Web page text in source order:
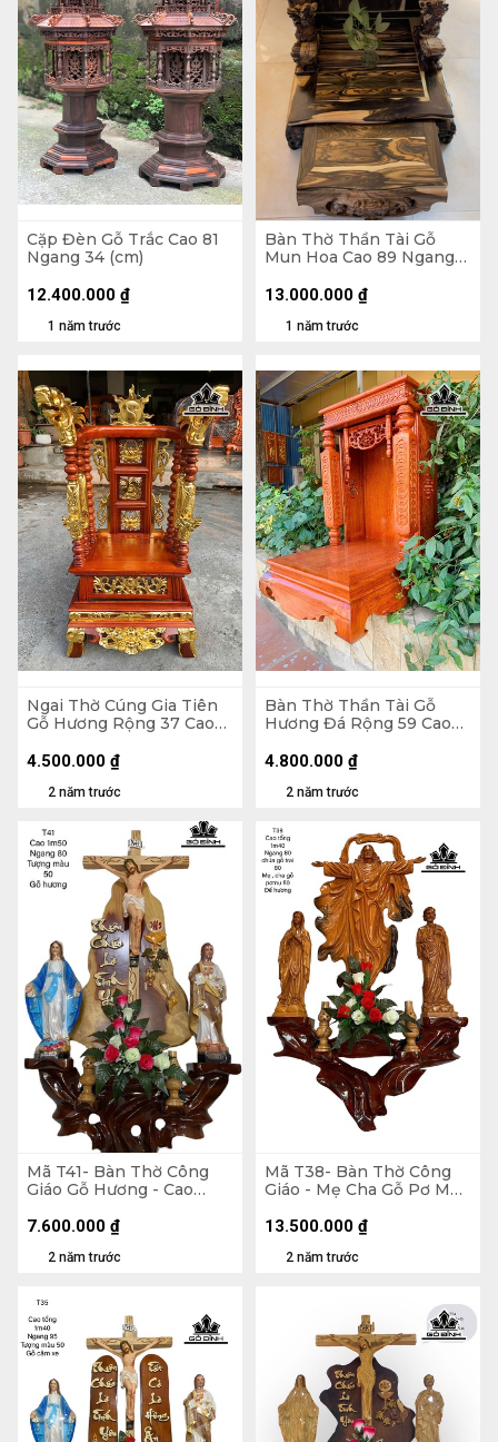
Cặp Đèn Gỗ Trắc Cao 81
Ngang 34 (cm)
1 năm trước
12.400.000 ₫
Bàn Thờ Thần Tài Gỗ
Mun Hoa Cao 89 Ngang
1 năm trước
13.000.000 ₫
Ngai Thờ Cúng Gia Tiên
Gỗ Hương Rộng 37 Cao
2 năm trước
4.500.000 ₫
Bàn Thờ Thần Tài Gỗ
Hương Đá Rộng 59 Cao
2 năm trước
4.800.000 ₫
Mã T41- Bàn Thờ Công
Giáo Gỗ Hương - Cao
Tượng Màu 50 (cm)
2 năm trước
7.600.000 ₫
Mã T38- Bàn Thờ Công
Giáo - Mẹ Cha Gỗ Pơ Mu
Tổng 140 Ngang 80 -
2 năm trước
13.500.000 ₫